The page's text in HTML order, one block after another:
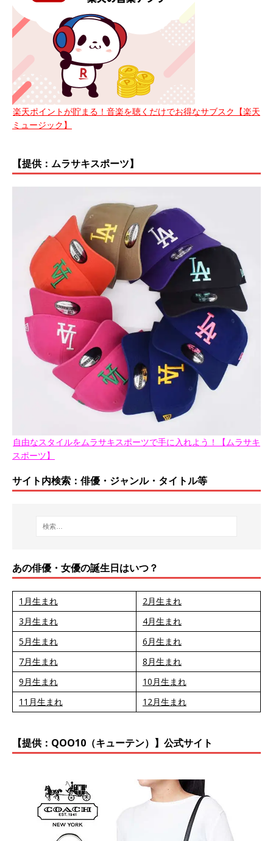
楽天ポイントが貯まる！音楽を聴くだけでお得なサブスク【楽天
ミュージック】
【提供：ムラサキスポーツ】
自由なスタイルをムラサキスポーツで手に入れよう！【ムラサキ
スポーツ】
サイト内検索：俳優・ジャンル・タイトル等
あの俳優・女優の誕生日はいつ？
1月生まれ
2月生まれ
3月生まれ
4月生まれ
5月生まれ
6月生まれ
7月生まれ
8月生まれ
9月生まれ
10月生まれ
11月生まれ
12月生まれ
【提供：QOO10（キューテン）】公式サイト